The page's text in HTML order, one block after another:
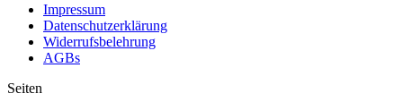
Impressum
Datenschutzerklärung
Widerrufsbelehrung
AGBs
Seiten